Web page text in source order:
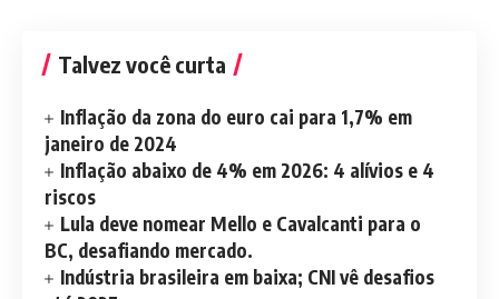
Talvez você curta
Inflação da zona do euro cai para 1,7% em
janeiro de 2024
Inflação abaixo de 4% em 2026: 4 alívios e 4
riscos
Lula deve nomear Mello e Cavalcanti para o
BC, desafiando mercado.
Indústria brasileira em baixa; CNI vê desafios